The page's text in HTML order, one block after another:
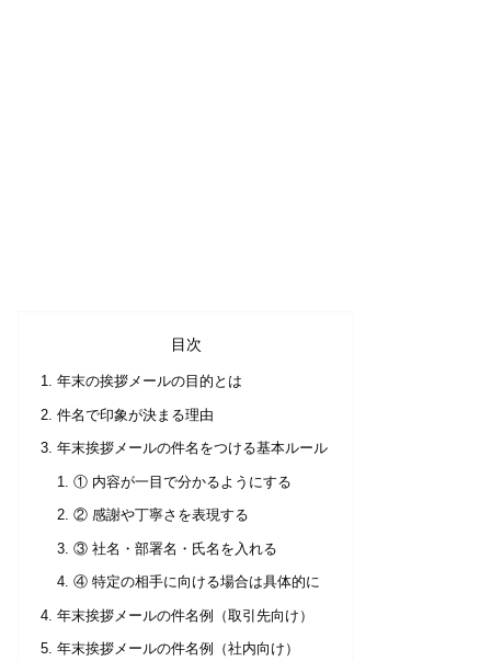
目次
年末の挨拶メールの目的とは
件名で印象が決まる理由
年末挨拶メールの件名をつける基本ルール
① 内容が一目で分かるようにする
② 感謝や丁寧さを表現する
③ 社名・部署名・氏名を入れる
④ 特定の相手に向ける場合は具体的に
年末挨拶メールの件名例（取引先向け）
年末挨拶メールの件名例（社内向け）